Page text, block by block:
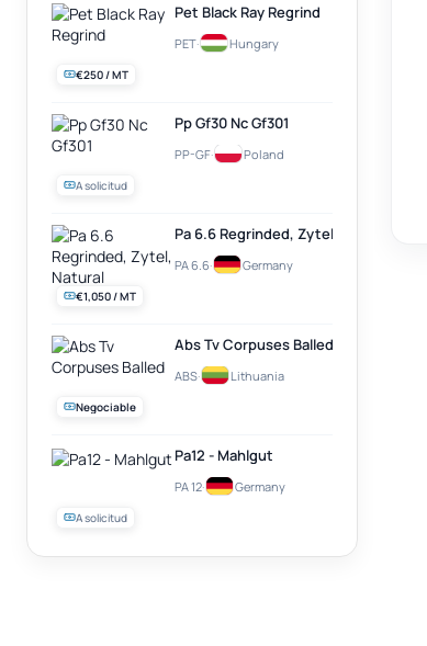
€250 / MT
Pet Black Ray Regrind
PET· Hungary
A solicitud
Pp Gf30 Nc Gf301
PP-GF· Poland
€1,050 / MT
Pa 6.6 Regrinded, Zytel, Natural
PA 6.6· Germany
Negociable
Abs Tv Corpuses Balled
ABS· Lithuania
A solicitud
Pa12 - Mahlgut
PA 12· Germany